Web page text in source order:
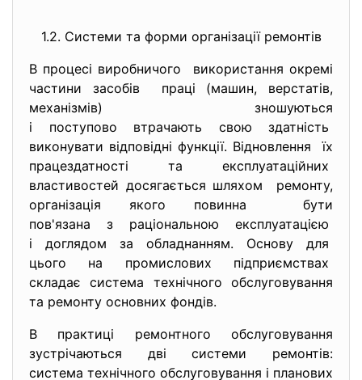
1.2. Системи та форми організації ремонтів
В процесі виробничого використання окремі
частини засобів праці (машин, верстатів,
механізмів) зношуються
і поступово втрачають свою здатність
виконувати відповідні функції. Відновлення їх
працездатності та експлуатаційних
властивостей досягається шляхом ремонту,
організація якого повинна бути
пов'язана з раціональною експлуатацією
і доглядом за обладнанням. Основу для
цього на промислових підприємствах
складає система технічного обслуговування
та ремонту основних фондів.
В практиці ремонтного обслуговування
зустрічаються дві системи ремонтів:
система технічного обслуговування і планових